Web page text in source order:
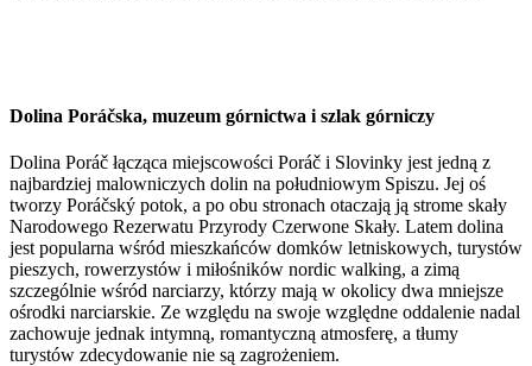
Dolina Poráčska, muzeum górnictwa i szlak górniczy
Dolina Poráč łącząca miejscowości Poráč i Slovinky jest jedną z
najbardziej malowniczych dolin na południowym Spiszu. Jej oś
tworzy Poráčský potok, a po obu stronach otaczają ją strome skały
Narodowego Rezerwatu Przyrody Czerwone Skały. Latem dolina
jest popularna wśród mieszkańców domków letniskowych, turystów
pieszych, rowerzystów i miłośników nordic walking, a zimą
szczególnie wśród narciarzy, którzy mają w okolicy dwa mniejsze
ośrodki narciarskie. Ze względu na swoje względne oddalenie nadal
zachowuje jednak intymną, romantyczną atmosferę, a tłumy
turystów zdecydowanie nie są zagrożeniem.